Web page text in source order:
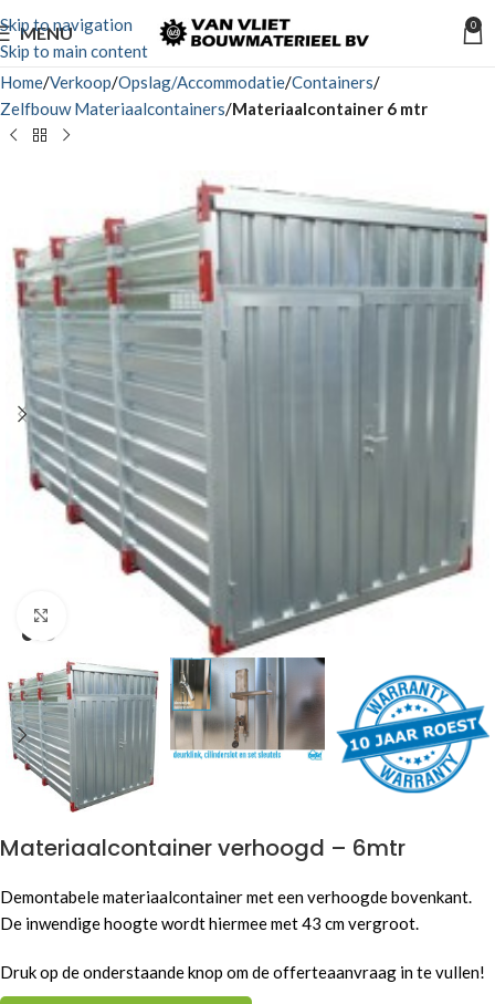
Skip to navigation
Skip to main content
MENU 0
Home Verkoop Opslag/Accommodatie Containers
Zelfbouw Materiaalcontainers Materiaalcontainer 6 mtr
Materiaalcontainer verhoogd – 6mtr
Demontabele materiaalcontainer met een verhoogde bovenkant.
De inwendige hoogte wordt hiermee met 43 cm vergroot.
Druk op de onderstaande knop om de offerteaanvraag in te vullen!